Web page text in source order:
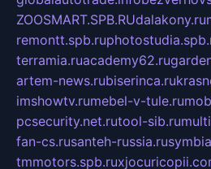
ZOOSMART.SPB.RUdalakony.ru
remontt.spb.ru
terramia.ruacademy62.ru
artem-news.rubiserinca.ru
imshowtv.rumebel-v-tule.ru
pcsecurity.net.rutool-sib.ru
fan-cs.rusanteh-russia.ru
tmmotors.spb.ru